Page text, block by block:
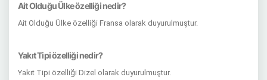
Ait Olduğu Ülke özelliği nedir?
Ait Olduğu Ülke özelliği Fransa olarak duyurulmuştur.
Yakıt Tipi özelliği nedir?
Yakıt Tipi özelliği Dizel olarak duyurulmuştur.